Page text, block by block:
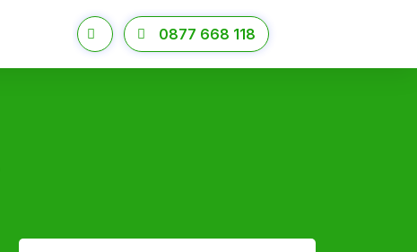
0877 668 118